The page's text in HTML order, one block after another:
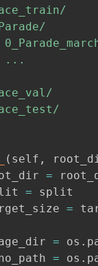
...
( self ,
=
= split
=
= os .
= os .